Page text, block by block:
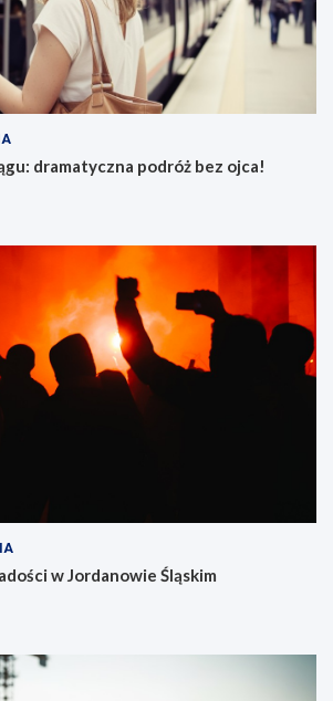
dramatyczna podróż bez ojca!
w Jordanowie Śląskim